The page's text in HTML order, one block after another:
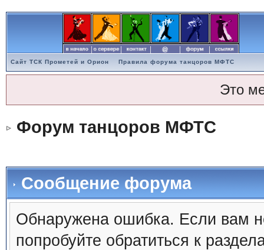
Сайт ТСК Прометей и Орион Правила форума танцоров МФТС
Это
Форум танцоров МФТС
Сообщение форума
Обнаружена ошибка. Если вам
попробуйте обратиться к